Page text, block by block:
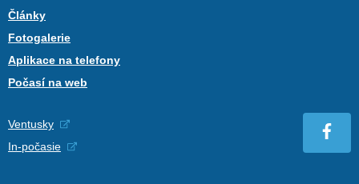
Články
Fotogalerie
Aplikace na telefony
Počasí na web
Ventusky
In-počasie